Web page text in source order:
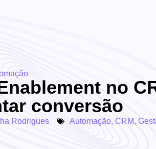
no
conversão
Rodrigues Automação, CRM,